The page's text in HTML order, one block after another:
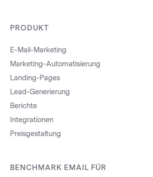
PRODUKT
E-Mail-Marketing
Marketing-Automatisierung
Landing-Pages
Lead-Generierung
Berichte
Integrationen
Preisgestaltung
BENCHMARK EMAIL FÜR